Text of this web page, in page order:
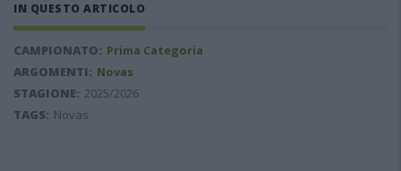
IN QUESTO ARTICOLO
CAMPIONATO: Prima Categoria
ARGOMENTI: Novas
STAGIONE: 2025/2026
TAGS: Novas